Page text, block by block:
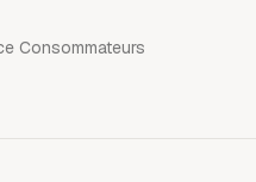
Consommateurs